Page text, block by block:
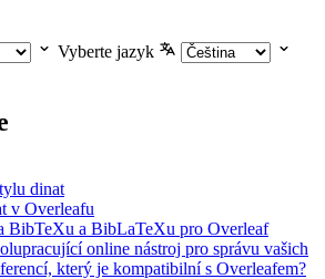
Vyberte jazyk
dinat
v Overleafu
BibTeXu a BibLaTeXu pro Overleaf
online nástroj pro správu vašich
který je kompatibilní s Overleafem?